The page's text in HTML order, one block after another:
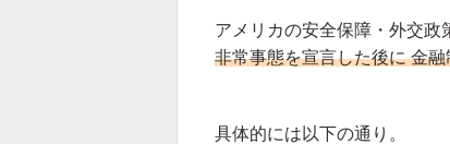
アメリカの安全保障・外交政
非常事態を宣言した後に 金
具体的には以下の通り。